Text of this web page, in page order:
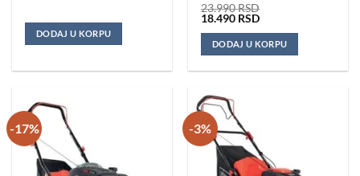
DODAJ U KORPU
23.990RSD
Originalna
bila:
23.990 RSD.
18.490 RSDTrenutna
je:
18.490 RSD.
DODAJ U KORPU
-17% -3%